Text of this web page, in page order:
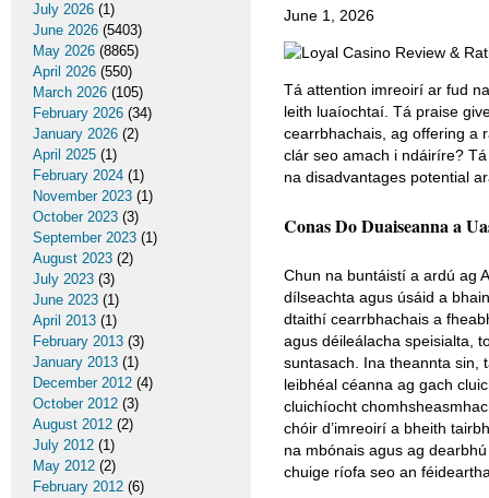
June 1, 2026
Tá attention imreoirí ar fud
leith luaíochtaí. Tá praise
cearrbhachais, ag offering a
clár seo amach i ndáiríre?
na disadvantages potential
Conas Do Duaiseanna a
Chun na buntáistí a ardú ag
dílseachta agus úsáid a
dtaithí cearrbhachais a
agus déileálacha speisialta,
suntasach. Ina theannta sin,
leibhéal céanna ag gach
cluichíocht
chóir d’imreoirí a bheith
na mbónais agus ag
chuige ríofa seo an
July 2026 (1)
June 2026 (5403)
May 2026 (8865)
April 2026 (550)
March 2026 (105)
February 2026 (34)
January 2026 (2)
April 2025 (1)
February 2024 (1)
November 2023 (1)
October 2023 (3)
September 2023 (1)
August 2023 (2)
July 2023 (3)
June 2023 (1)
April 2013 (1)
February 2013 (3)
January 2013 (1)
December 2012 (4)
October 2012 (3)
August 2012 (2)
July 2012 (1)
May 2012 (2)
February 2012 (6)